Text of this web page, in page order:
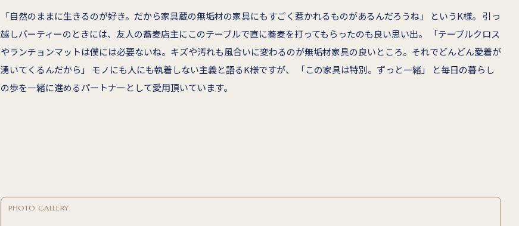
「自然のままに生きるのが好き。だから家具蔵の無垢材の家具にもすごく惹かれるものがあるんだろうね」 というK様。 引っ
越しパーティーのときには、友人の蕎麦店主にこのテーブルで直に蕎麦を打ってもらったのも良い思い出。 「テーブルクロス
やランチョンマットは僕には必要ないね。キズや汚れも風合いに変わるのが無垢材家具の良いところ。それでどんどん愛着が
湧いてくるんだから」 モノにも人にも執着しない主義と語るK様ですが、 「この家具は特別。ずっと一緒」 と毎日の暮らし
の歩を一緒に進めるパートナーとして愛用頂いています。